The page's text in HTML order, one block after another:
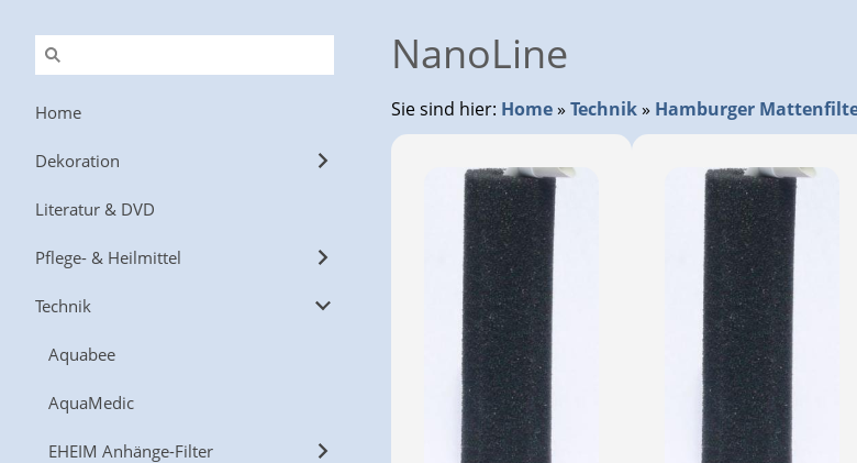
Home
Dekoration
Literatur & DVD
Pflege- & Heilmittel
Technik
Aquabee
AquaMedic
EHEIM Anhänge-Filter
NanoLine
Sie sind hier: Home» Technik» Hamburger